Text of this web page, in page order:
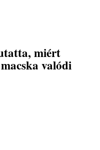
miért
valódi